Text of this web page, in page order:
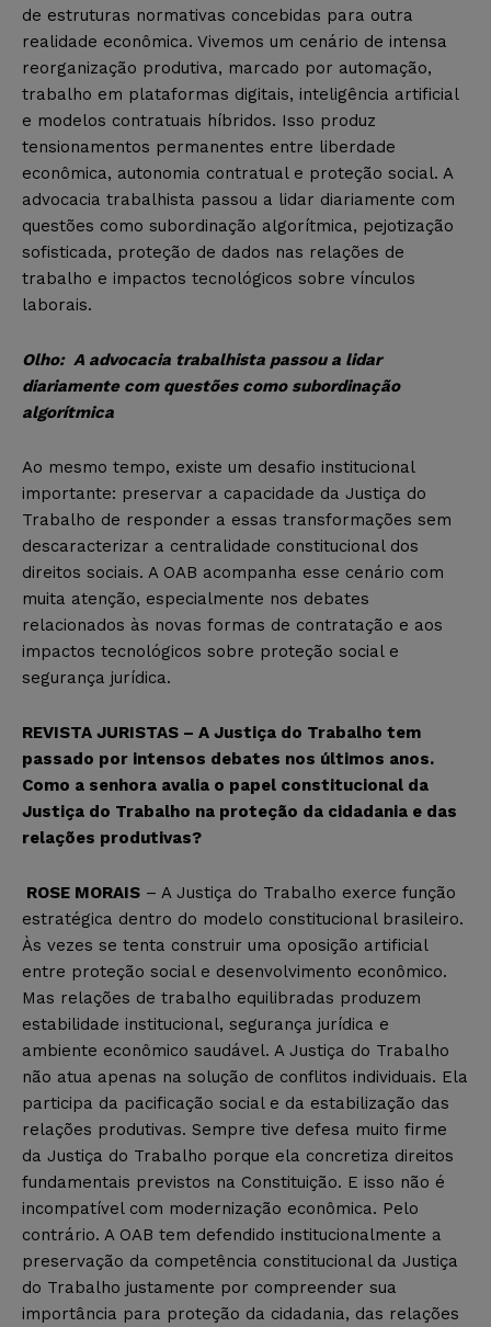
de estruturas normativas concebidas para outra
realidade econômica. Vivemos um cenário de intensa
reorganização produtiva, marcado por automação,
trabalho em plataformas digitais, inteligência artificial
e modelos contratuais híbridos. Isso produz
tensionamentos permanentes entre liberdade
econômica, autonomia contratual e proteção social. A
advocacia trabalhista passou a lidar diariamente com
questões como subordinação algorítmica, pejotização
sofisticada, proteção de dados nas relações de
trabalho e impactos tecnológicos sobre vínculos
laborais.
Olho: A advocacia trabalhista passou a lidar
diariamente com questões como subordinação
algorítmica
Ao mesmo tempo, existe um desafio institucional
importante: preservar a capacidade da Justiça do
Trabalho de responder a essas transformações sem
descaracterizar a centralidade constitucional dos
direitos sociais. A OAB acompanha esse cenário com
muita atenção, especialmente nos debates
relacionados às novas formas de contratação e aos
impactos tecnológicos sobre proteção social e
segurança jurídica.
REVISTA JURISTAS – A Justiça do Trabalho tem
passado por intensos debates nos últimos anos.
Como a senhora avalia o papel constitucional da
Justiça do Trabalho na proteção da cidadania e das
relações produtivas?
ROSE MORAIS – A Justiça do Trabalho exerce função
estratégica dentro do modelo constitucional brasileiro.
Às vezes se tenta construir uma oposição artificial
entre proteção social e desenvolvimento econômico.
Mas relações de trabalho equilibradas produzem
estabilidade institucional, segurança jurídica e
ambiente econômico saudável. A Justiça do Trabalho
não atua apenas na solução de conflitos individuais. Ela
participa da pacificação social e da estabilização das
relações produtivas. Sempre tive defesa muito firme
da Justiça do Trabalho porque ela concretiza direitos
fundamentais previstos na Constituição. E isso não é
incompatível com modernização econômica. Pelo
contrário. A OAB tem defendido institucionalmente a
preservação da competência constitucional da Justiça
do Trabalho justamente por compreender sua
importância para proteção da cidadania, das relações